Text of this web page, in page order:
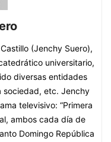
(Jenchy Suero),
universitario,
diversas entidades
sociedad, etc. Jenchy
televisivo: “Primera
ambos cada día de
Domingo República